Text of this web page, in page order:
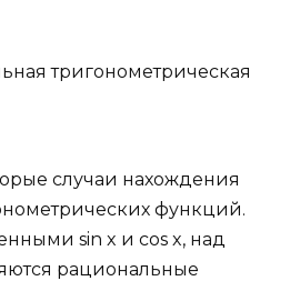
тригонометрическая
случаи нахождения
функций.
sin x и cos x, над
рациональные